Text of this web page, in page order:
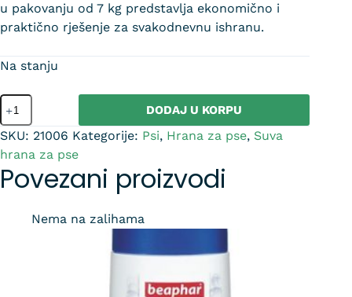
u pakovanju od 7 kg predstavlja ekonomično i
praktično rješenje za svakodnevnu ishranu.
Na stanju
DODAJ U KORPU
SKU: 21006 Kategorije: Psi, Hrana za pse, Suva
hrana za pse
Povezani proizvodi
Nema na zalihama